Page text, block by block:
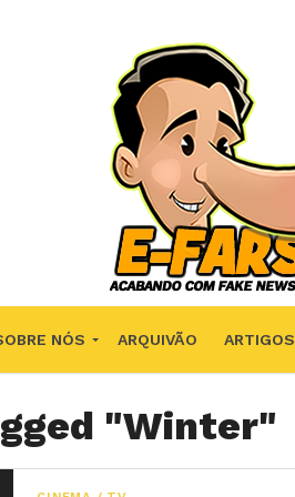
NÓS ARQUIVÃO ARTIGOS
"Winter"